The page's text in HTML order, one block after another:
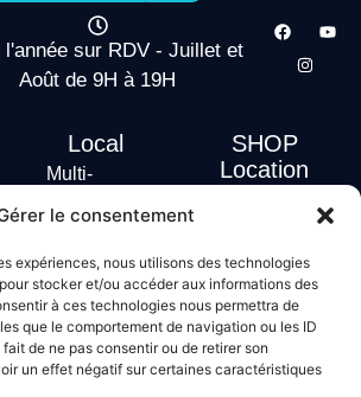
le consentement
expériences, nous utilisons des technologies
stocker et/ou accéder aux informations des
à ces technologies nous permettra de
que le comportement de navigation ou les ID
de ne pas consentir ou de retirer son
un effet négatif sur certaines caractéristiques
l'année sur RDV - Juillet et
Août de 9H à 19H
Local
Multi-
Hébergement
SHOP
Location